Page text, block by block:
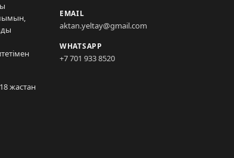
жастан
EMAIL
aktan.yeltay@gmail.com
WHATSAPP
+7 701 933 8520